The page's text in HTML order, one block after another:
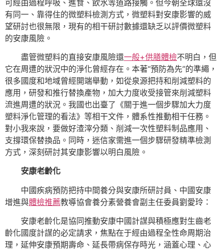
可經由過程呼吸、進食、飲水等道路接觸。但今朝全球還沒
有同一、靠得住的微塑料檢測方式，微塑料對安康影響的威
望研討也很無限，現有的相干研討數據還缺乏以評價微塑料
的安康風險。
盡管微塑料的直接安康風險還一般+供膳體檢不明白，但
它在周遭的狀況中的淨化曾經存在。本著“預防為先”的準繩，
很多國度和地域曾經開端舉動，如從泉源把持和削減塑料的
應用，研發和推行替換產物，加大力度收受接管來削減塑料
流進周遭的狀況。我國也出臺了《關于進一個步驟加大力度
塑料淨化管理的看法》等相干文件，體系性推動相干任務。
對小我來說，要做好渣滓分類、削減一次性塑料制品應用、
支撐環保替換品。同時，迷信家需進一個步驟研發精準檢測
方式，深刻研討其安康影響以明白風險。
安康老齡化
中國疾病預防把持中間養分與安康所研討員、中國安康
增進與體檢推薦教導協會養分素營養會副主任委員劉愛玲：
安康老齡化是協同推動安康中國計謀與積極應對生齒老
齡化國度計謀的必定請求，焦點在于經由過程全性命周期治
理，延伸安康預期壽命、延長帶病保存時光，涵蓋心理、心